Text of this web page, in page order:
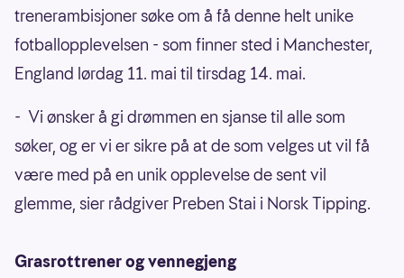
trenerambisjoner søke om å få denne helt unike
fotballopplevelsen - som finner sted i Manchester,
England lørdag 11. mai til tirsdag 14. mai.
- Vi ønsker å gi drømmen en sjanse til alle som
søker, og er vi er sikre på at de som velges ut vil få
være med på en unik opplevelse de sent vil
glemme, sier rådgiver Preben Stai i Norsk Tipping.
Grasrottrener og vennegjeng